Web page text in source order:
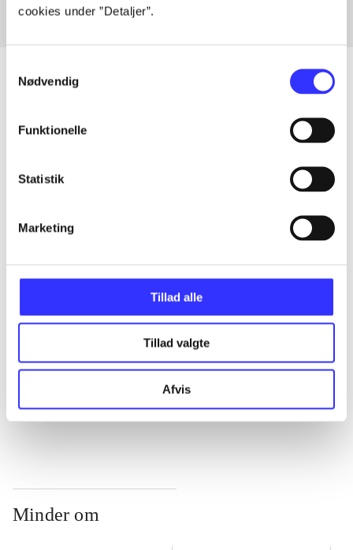
cookies under ”Detaljer”.
Nødvendig
Funktionelle
Statistik
Marketing
Tillad alle
Tillad valgte
Afvis
Artikler
Minder om